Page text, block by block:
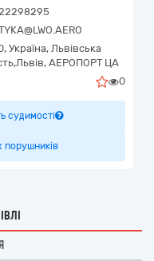
Україна, Львівська
Львів, АЕРОПОРТ ЦА
0
судимості
порушників